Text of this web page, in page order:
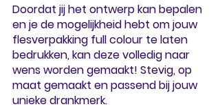
Doordat jij het ontwerp kan bepalen
en je de mogelijkheid hebt om jouw
flesverpakking full colour te laten
bedrukken, kan deze volledig naar
wens worden gemaakt! Stevig, op
maat gemaakt en passend bij jouw
unieke drankmerk.